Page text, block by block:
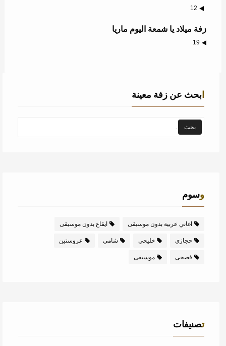
12
زفة ميلاد يا شمعة اليوم ماريا
19
ابحث عن زفة معينة
وسوم
اغاني عربية بدون موسيقى ايقاع بدون موسيقى
حجازي خليجي شامي عروستين
فصحى موسيقى
تصنيفات